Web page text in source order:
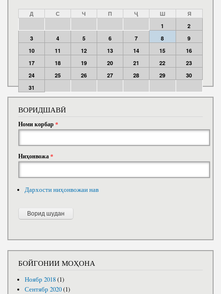
Д С Ч П Ҷ Ш
Я
1
2
3
4 5 6 7 8
9
10
11 12 13 14 15
16
17
18 19 20 21 22
23
24
25 26 27 28 29
30
31
ВОРИДШАВӢ
Номи корбар*
Ниҳонвожа*
Дархости ниҳонвожаи нав
БОЙГОНИИ МОҲОНА
Ноябр 2018(1)
Сентябр 2020(1)